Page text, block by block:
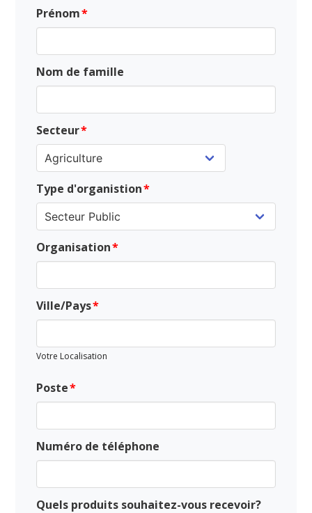
Prénom
Nom de famille
Secteur
Type d'organistion
Organisation
Ville/Pays
Votre Localisation
Poste
Numéro de téléphone
Quels produits souhaitez-vous recevoir?